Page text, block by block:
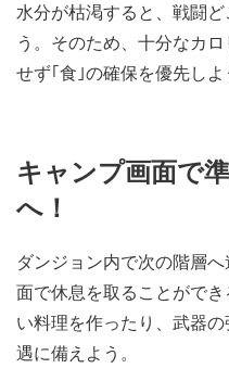
水分が枯渇すると、戦闘
う。そのため、十分なカ
せず｢食｣の確保を優先しよ
キャンプ画面で
へ！
ダンジョン内で次の階層
面で休息を取ることがで
い料理を作ったり、武器
遇に備えよう。